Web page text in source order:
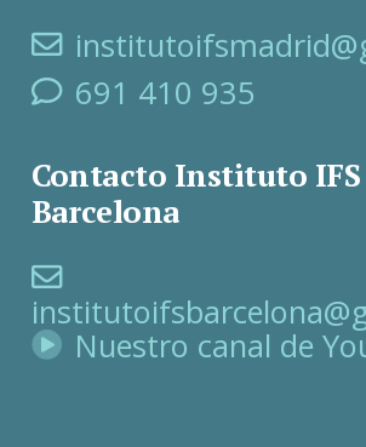
691 410 935
Contacto Instituto IFS
Barcelona
Nuestro canal de